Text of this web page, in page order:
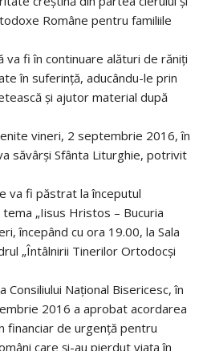
Române pentru familiile
va fi în continuare alături de răniți
în suferință, aducându-le prin
și ajutor material după
vineri, 2 septembrie 2016, în
săvârși Sfânta Liturghie, potrivit
va fi păstrat la începutul
„Iisus Hristos – Bucuria
începând cu ora 19.00, la Sala
„Întâlnirii Tinerilor Ortodocși
Consiliului Național Bisericesc, în
2016 a aprobat acordarea
financiar de urgență pentru
care și-au pierdut viața în